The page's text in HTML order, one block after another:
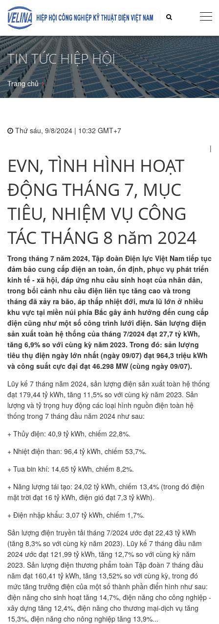
TIN TỨC HIỆP HỘI
Trang chủ
Thứ sáu, 9/8/2024 | 10:32 GMT+7
|
EVN, TÌNH HÌNH HOẠT
ĐỘNG THÁNG 7, MỤC
TIÊU, NHIỆM VỤ CÔNG
TÁC THÁNG 8 năm 2024
Trong tháng 7 năm 2024, Tập đoàn Điện lực Việt Nam tiếp tục
đảm bảo cung cấp điện an toàn, ổn định, phục vụ phát triển
kinh tế - xã hội, đáp ứng nhu cầu sinh hoạt của nhân dân,
trong bối cảnh nhu cầu điện liên tục tăng cao và trong
tháng đã xảy ra bão, áp thấp nhiệt đới, mưa lũ lớn ở nhiều
khu vực tại miền núi phía Bắc gây ảnh hưởng đến cung cấp
điện cũng như một số công trình lưới điện. Sản lượng điện
sản xuất toàn hệ thống của tháng 7/2024 đạt 27,7 tỷ kWh,
tăng 6,9% so với cùng kỳ năm 2023. Trong đó: sản lượng
tiêu thụ điện ngày lớn nhất (ngày 09/07) đạt 964,3 triệu kWh
và công suất cực đại đạt 46.298 MW (cùng ngày 09/07).
Lũy kế 7 tháng năm 2024, sản lượng điện sản xuất toàn hệ thống
đạt 179,44 tỷ kWh, tăng 11,5% so với cùng kỳ năm 2023. Sản
lượng và tỷ trọng huy động các loại hình nguồn điện toàn hệ
thống trong 7 tháng đầu năm 2024 như sau:
+ Thủy điện: 40,9 tỷ kWh, chiếm 22,8%.
+ Nhiệt điện than: 96,4 tỷ kWh, chiếm 53,7%.
+ Tua bin khí: 14,65 tỷ kWh, chiếm 8,2%.
+ Năng lượng tái tạo: 24,02 tỷ kWh, chiếm 13,4% (trong đó điện
mặt trời đạt 16 tỷ kWh, điện gió đạt 7,3 tỷ kWh).
+ Điện nhập khẩu: 3,07 tỷ kWh, chiếm 1,7%.
Sản lượng điện truyền tải tháng 7/2024 ước đạt 22,43 tỷ kWh
(tăng 8,3% so với cùng kỳ năm 2023). Lũy kế 7 tháng đầu năm
2024 ước đạt 121,99 tỷ kWh, tăng 12,7% so với cùng kỳ năm
2023. Sản lượng điện thương phẩm toàn Tập đoàn 7 tháng đầu
năm đạt 160,41 tỷ kWh, tăng 13,52% so với cùng kỳ, trong đó
mức tăng trưởng điện của một số thành phần điển hình như sau:
điện năng cho sinh hoạt tăng 14,7%, điện năng cho công nghiệp -
xây dựng tăng 12,4%, điện năng cho thương mại-dịch vụ tăng
15,3%, điện năng cho nông nghiệp tăng 13,9%...